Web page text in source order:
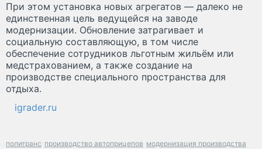
При этом установка новых агрегатов — далеко не
единственная цель ведущейся на заводе
модернизации. Обновление затрагивает и
социальную составляющую, в том числе
обеспечение сотрудников льготным жильём или
медстрахованием, а также создание на
производстве специального пространства для
отдыха.
igrader.ru
политранс производство автоприцепов модернизация производства